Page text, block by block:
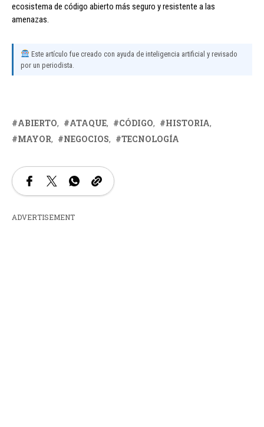
ecosistema de código abierto más seguro y resistente a las
amenazas.
Este artículo fue creado con ayuda de inteligencia artificial y revisado
por un periodista.
ABIERTO ATAQUE CÓDIGO
HISTORIA
MAYOR
NEGOCIOS TECNOLOGÍA
ADVERTISEMENT